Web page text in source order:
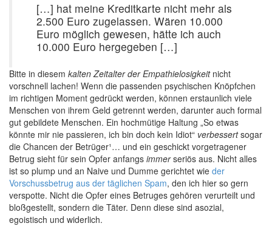
[…] hat meine Kreditkarte nicht mehr als
2.500 Euro zugelassen. Wären 10.000
Euro möglich gewesen, hätte ich auch
10.000 Euro hergegeben […]
Bitte in diesem kalten Zeitalter der Empathielosigkeitnicht
vorschnell lachen! Wenn die passenden psychischen Knöpfchen
im richtigen Moment gedrückt werden, können erstaunlich viele
Menschen von ihrem Geld getrennt werden, darunter auch formal
gut gebildete Menschen. Ein hochmütige Haltung „So etwas
könnte mir nie passieren, ich bin doch kein Idiot“ verbessertsogar
die Chancen der Betrüger¹… und ein geschickt vorgetragener
Betrug sieht für sein Opfer anfangs immerseriös aus. Nicht alles
ist so plump und an Naive und Dumme gerichtet wie der
Vorschussbetrug aus der täglichen Spam, den ich hier so gern
verspotte. Nicht die Opfer eines Betruges gehören verurteilt und
bloßgestellt, sondern die Täter. Denn diese sind asozial,
egoistisch und widerlich.